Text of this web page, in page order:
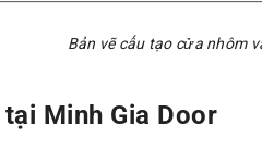
Bản vẽ cấu tạo cửa nhôm
Minh Gia Door